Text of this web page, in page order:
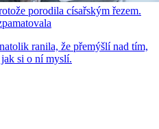
porodila císařským řezem.
ranila, že přemýšlí nad tím,
si o ní myslí.